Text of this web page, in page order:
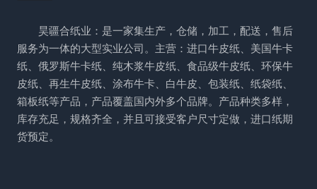
昊疆合纸业：是一家集生产，仓储，加工，配送，售后
服务为一体的大型实业公司。主营：进口牛皮纸、美国牛卡
纸、俄罗斯牛卡纸、纯木浆牛皮纸、食品级牛皮纸、环保牛
皮纸、再生牛皮纸、涂布牛卡、白牛皮、包装纸、纸袋纸、
箱板纸等产品，产品覆盖国内外多个品牌。产品种类多样，
库存充足，规格齐全，并且可接受客户尺寸定做，进口纸期
货预定。